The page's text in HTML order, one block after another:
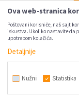
Ova web-stranica
Poštovani korisniče, naš sajt
iskustva. Ukoliko nastavite da
upotrebom kolačića.
Detaljnije
Nužni Statistika